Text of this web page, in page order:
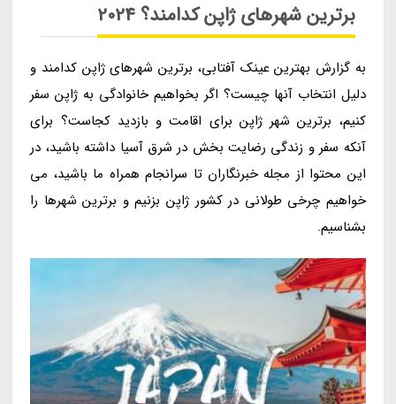
برترین شهرهای ژاپن کدامند؟ 2024
به گزارش بهترین عینک آفتابی، برترین شهرهای ژاپن کدامند و
دلیل انتخاب آنها چیست؟ اگر بخواهیم خانوادگی به ژاپن سفر
کنیم، برترین شهر ژاپن برای اقامت و بازدید کجاست؟ برای
آنکه سفر و زندگی رضایت بخش در شرق آسیا داشته باشید، در
این محتوا از مجله خبرنگاران تا سرانجام همراه ما باشید، می
خواهیم چرخی طولانی در کشور ژاپن بزنیم و برترین شهرها را
بشناسیم.